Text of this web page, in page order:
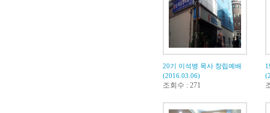
20기 이석병 목사 창립예배
(2016.03.06)
조회수 : 271